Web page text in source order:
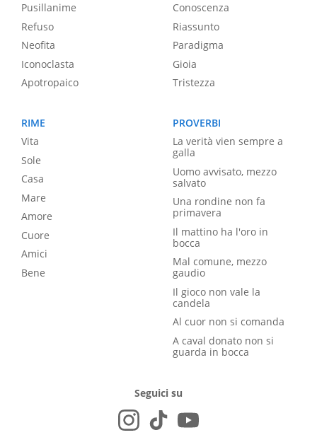
Pusillanime
Refuso
Neofita
Iconoclasta
Apotropaico
Conoscenza
Riassunto
Paradigma
Gioia
Tristezza
RIME
Vita
Sole
Casa
Mare
Amore
Cuore
Amici
Bene
PROVERBI
La verità vien sempre a
galla
Uomo avvisato, mezzo
salvato
Una rondine non fa
primavera
Il mattino ha l'oro in
bocca
Mal comune, mezzo
gaudio
Il gioco non vale la
candela
Al cuor non si comanda
A caval donato non si
guarda in bocca
Seguici su